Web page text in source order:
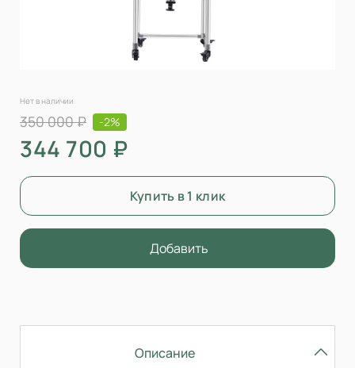
Нет в наличии
350 000 ₽
344 700 ₽
-2%
Купить в 1 клик
Добавить
Описание